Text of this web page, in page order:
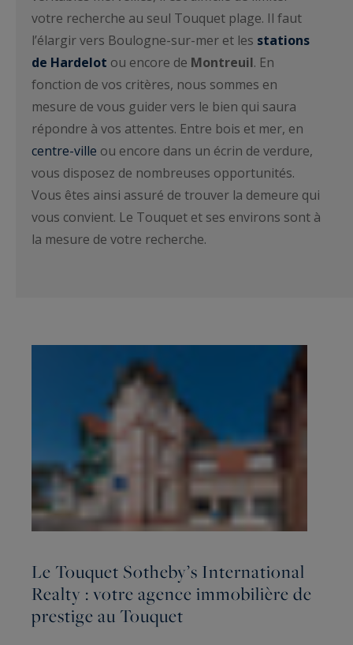
votre recherche au seul Touquet plage. Il faut
l’élargir vers Boulogne-sur-mer et les stations
de Hardelot ou encore de Montreuil. En
fonction de vos critères, nous sommes en
mesure de vous guider vers le bien qui saura
répondre à vos attentes. Entre bois et mer, en
centre-ville ou encore dans un écrin de verdure,
vous disposez de nombreuses opportunités.
Vous êtes ainsi assuré de trouver la demeure qui
vous convient. Le Touquet et ses environs sont à
la mesure de votre recherche.
Le Touquet Sotheby’s International
Realty : votre agence immobilière de
prestige au Touquet